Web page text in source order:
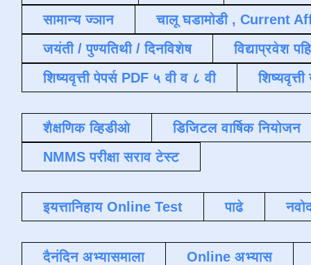
सामान्य ज्ञान
चालू घडामोडी , Current
जयंती / पुण्यतिथी / दिनविशेष
विद्याप्रवेश
शिष्यवृत्ती पेपर्स PDF ५ वी व ८ वी
शैक्षणिक व्हिडीओ
डिजिटल वार्षिक नियोजन
NMMS परीक्षा सराव टेस्ट
इयत्तानिहाय Online Test पाढे
दैनंदिन अभ्यासमाला
Online अभ्यास